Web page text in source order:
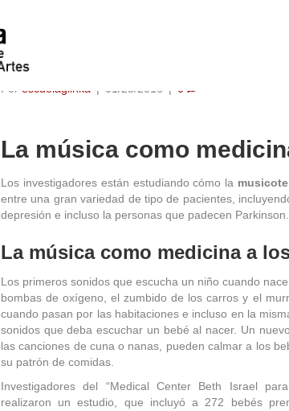
La música como
Por escuelaglinka | 01/25/2016 | 0
La música como
Los investigadores están estudiando cómo la
entre una gran variedad de tipo de pacientes,
depresión e incluso la personas que padecen Parkinson.
La música como medicina a
Los primeros sonidos que escucha un niño cuando
bombas de oxígeno, el zumbido de los carros y el
cuando pasan por las habitaciones e incluso en la
sonidos que deba escuchar un bebé al nacer. Un
las canciones de cuna o nanas, pueden calmar a los
su patrón de comidas.
Investigadores del “Medical Center Beth Israel
realizaron un estudio, que incluyó a 272 bebés